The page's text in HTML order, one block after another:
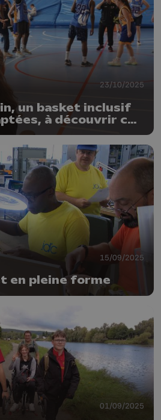
23/10/2025
un basket inclusif
à découvrir ce
15/09/2025
en pleine forme
01/09/2025